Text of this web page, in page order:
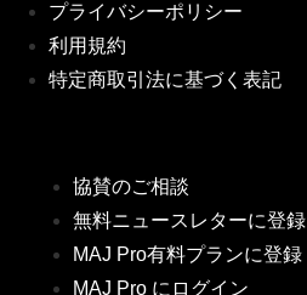
プライバシーポリシー
利用規約
特定商取引法に基づく表記
協賛のご相談
無料ニュースレターに登録
MAJ Pro有料プランに登録
MAJ Pro にログイン